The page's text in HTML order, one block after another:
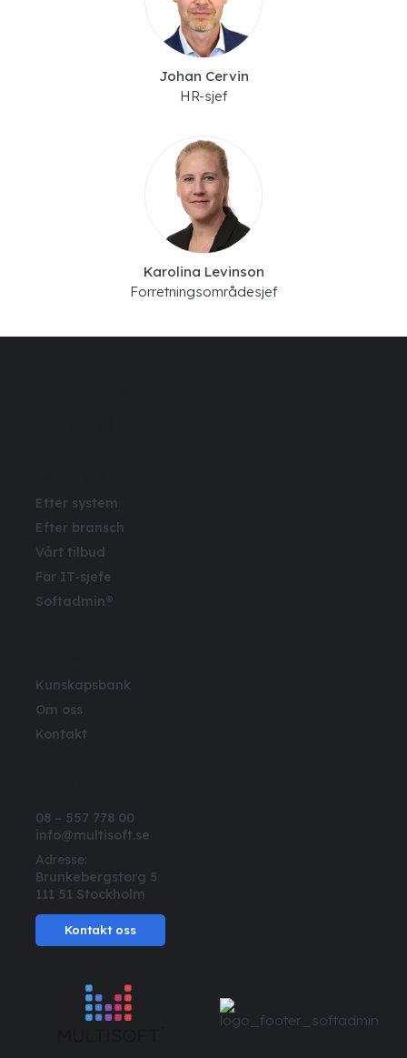
Johan Cervin
HR-sjef
Karolina Levinson
Forretningsområdesjef
Etter system
Efter bransch
Vårt tilbud
For IT-sjefe
Softadmin®
Kunskapsbank
Om oss
Kontakt
08 – 557 778 00
info@multisoft.se
Adresse:
Brunkebergstorg 5
111 51 Stockholm
Kontakt oss